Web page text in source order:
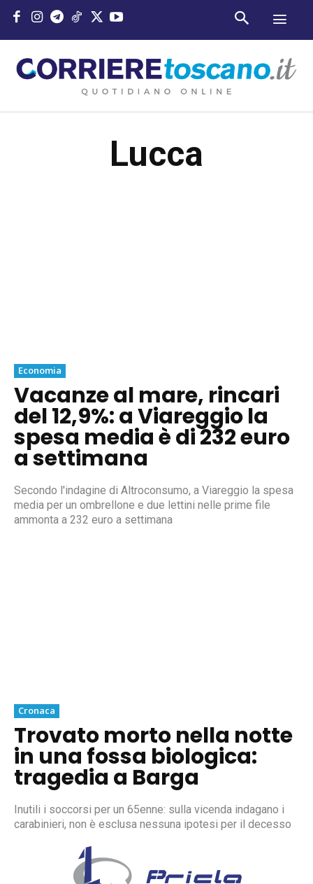
Lucca
Economia
Vacanze al mare, rincari
del 12,9%: a Viareggio la
spesa media è di 232 euro
a settimana
Secondo l'indagine di Altroconsumo, a Viareggio la spesa
media per un ombrellone e due lettini nelle prime file
ammonta a 232 euro a settimana
Cronaca
Trovato morto nella notte
in una fossa biologica:
tragedia a Barga
Inutili i soccorsi per un 65enne: sulla vicenda indagano i
carabinieri, non è esclusa nessuna ipotesi per il decesso